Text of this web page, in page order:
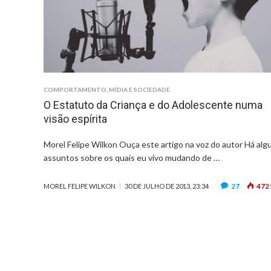
COMPORTAMENTO MÍDIA E SOCIEDADE
O Estatuto da Criança e do Adolescente numa
visão espírita
Morel Felipe Wilkon Ouça este artigo na voz do autor Há
assuntos sobre os quais eu vivo mudando de …
MOREL FELIPE WILKON 30 DE JULHO DE 2013, 23:34 27